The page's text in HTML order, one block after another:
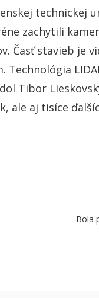
technickej
zachytili
Časť stavieb je
Tibor
ale aj tisíce
Bola